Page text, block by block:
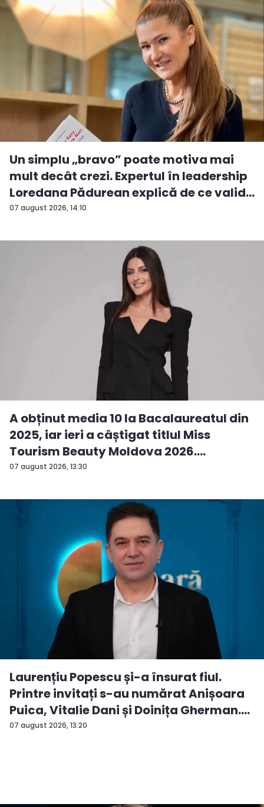
07 august 2026, 14:10
Un simplu „bravo” poate motiva mai
mult decât crezi. Expertul în leadership
Loredana Pădurean explică de ce valid...
07 august 2026, 13:30
A obținut media 10 la Bacalaureatul din
2025, iar ieri a câștigat titlul Miss
Tourism Beauty Moldova 2026.
Andreea...
07 august 2026, 13:20
Laurențiu Popescu și-a însurat fiul.
Printre invitați s-au numărat Anișoara
Puica, Vitalie Dani și Doinița Gherman.
P...